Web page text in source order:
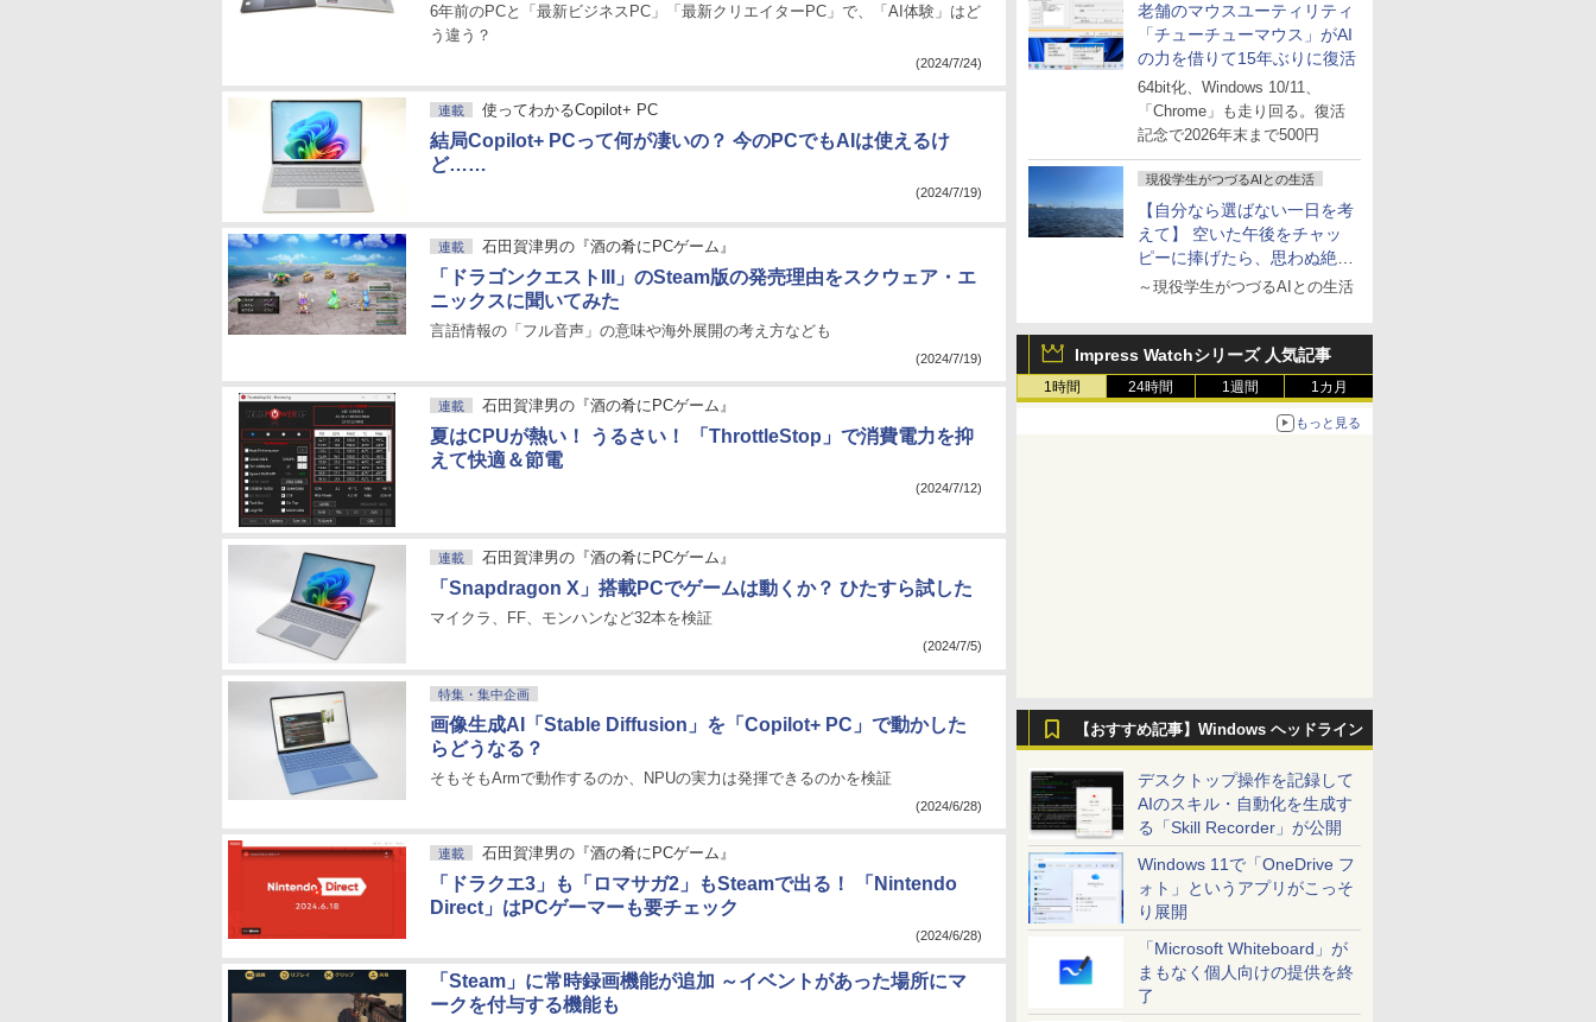
老舗のマウスユーティリティ
「チューチューマウス」がAI
の力を借りて15年ぶりに復活
64bit化、Windows 10/11、
「Chrome」も走り回る。復活
記念で2026年末まで500円
現役学生がつづるAIとの生活
【自分なら選ばない一日を考
えて】 空いた午後をチャッ
ピーに捧げたら、思わぬ絶景
に出会った話
～現役学生がつづるAIとの生活
Impress Watchシリーズ 人気記事
1時間 24時間 1週間 1カ月
もっと見る
【おすすめ記事】Windows ヘッドライン
デスクトップ操作を記録して
AIのスキル・自動化を生成す
る「Skill Recorder」が公開
Windows 11で「OneDrive フ
ォト」というアプリがこっそ
り展開
「Microsoft Whiteboard」が
まもなく個人向けの提供を終
了
6年前のPCと「最新ビジネスPC」「最新クリエイターPC」で、「AI体験」はど
う違う？
(2024/7/24)
連載 使ってわかるCopilot+ PC
結局Copilot+ PCって何が凄いの？ 今のPCでもAIは使えるけ
ど……
(2024/7/19)
連載 石田賀津男の『酒の肴にPCゲーム』
「ドラゴンクエストIII」のSteam版の発売理由をスクウェア・エ
ニックスに聞いてみた
言語情報の「フル音声」の意味や海外展開の考え方なども
(2024/7/19)
連載 石田賀津男の『酒の肴にPCゲーム』
夏はCPUが熱い！ うるさい！ 「ThrottleStop」で消費電力を抑
えて快適＆節電
(2024/7/12)
連載 石田賀津男の『酒の肴にPCゲーム』
「Snapdragon X」搭載PCでゲームは動くか？ ひたすら試した
マイクラ、FF、モンハンなど32本を検証
(2024/7/5)
特集・集中企画
画像生成AI「Stable Diffusion」を「Copilot+ PC」で動かした
らどうなる？
そもそもArmで動作するのか、NPUの実力は発揮できるのかを検証
(2024/6/28)
連載 石田賀津男の『酒の肴にPCゲーム』
「ドラクエ3」も「ロマサガ2」もSteamで出る！ 「Nintendo
Direct」はPCゲーマーも要チェック
(2024/6/28)
「Steam」に常時録画機能が追加 ～イベントがあった場所にマ
ークを付与する機能も